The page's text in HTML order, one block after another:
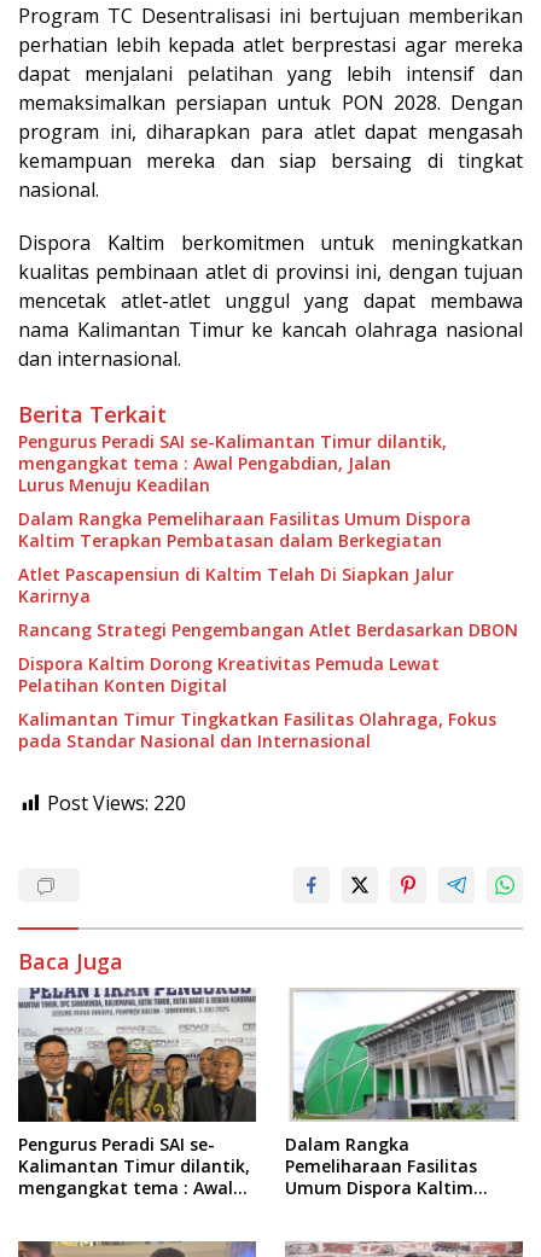
Program TC Desentralisasi ini bertujuan memberikan
perhatian lebih kepada atlet berprestasi agar mereka
dapat menjalani pelatihan yang lebih intensif dan
memaksimalkan persiapan untuk PON 2028. Dengan
program ini, diharapkan para atlet dapat mengasah
kemampuan mereka dan siap bersaing di tingkat
nasional.
Dispora Kaltim berkomitmen untuk meningkatkan
kualitas pembinaan atlet di provinsi ini, dengan tujuan
mencetak atlet-atlet unggul yang dapat membawa
nama Kalimantan Timur ke kancah olahraga nasional
dan internasional.
Berita Terkait
Pengurus Peradi SAI se-Kalimantan Timur dilantik,
mengangkat tema : Awal Pengabdian, Jalan
Lurus Menuju Keadilan
Dalam Rangka Pemeliharaan Fasilitas Umum Dispora
Kaltim Terapkan Pembatasan dalam Berkegiatan
Atlet Pascapensiun di Kaltim Telah Di Siapkan Jalur
Karirnya
Rancang Strategi Pengembangan Atlet Berdasarkan DBON
Dispora Kaltim Dorong Kreativitas Pemuda Lewat
Pelatihan Konten Digital
Kalimantan Timur Tingkatkan Fasilitas Olahraga, Fokus
pada Standar Nasional dan Internasional
Post Views: 220
Baca Juga
Pengurus Peradi SAI se-
Kalimantan Timur dilantik,
mengangkat tema : Awal
Dalam Rangka
Pemeliharaan Fasilitas
Umum Dispora Kaltim